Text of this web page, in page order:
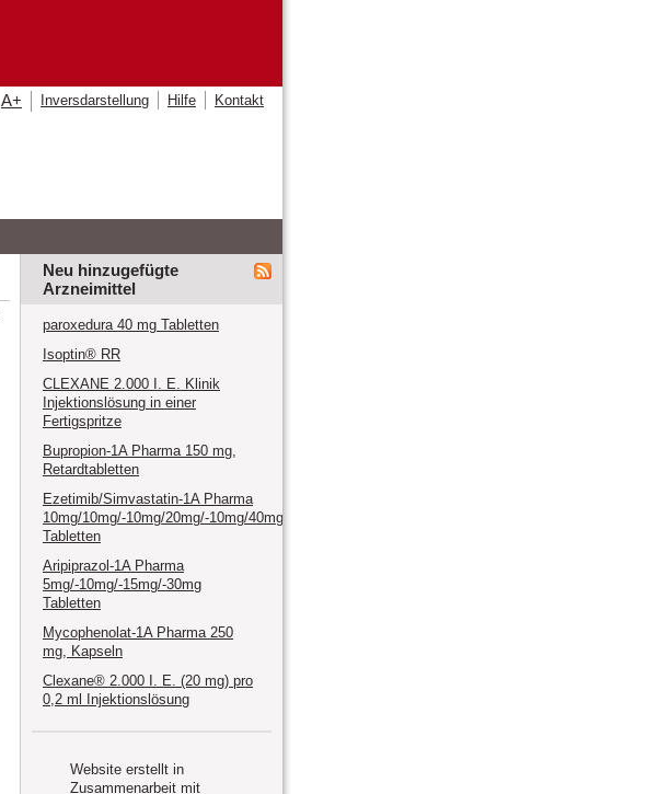
A+ Inversdarstellung Hilfe Kontakt
Neu hinzugefügte
Arzneimittel
paroxedura 40 mg Tabletten
Isoptin® RR
CLEXANE 2.000 I. E. Klinik
Injektionslösung in einer
Fertigspritze
Bupropion-1A Pharma 150 mg,
Retardtabletten
Ezetimib/Simvastatin-1A Pharma
10mg/10mg/-10mg/20mg/-10mg/40mg/-10mg/80mg
Tabletten
Aripiprazol-1A Pharma
5mg/-10mg/-15mg/-30mg
Tabletten
Mycophenolat-1A Pharma 250
mg, Kapseln
Clexane® 2.000 I. E. (20 mg) pro
0,2 ml Injektionslösung
Website erstellt in
Zusammenarbeit mit